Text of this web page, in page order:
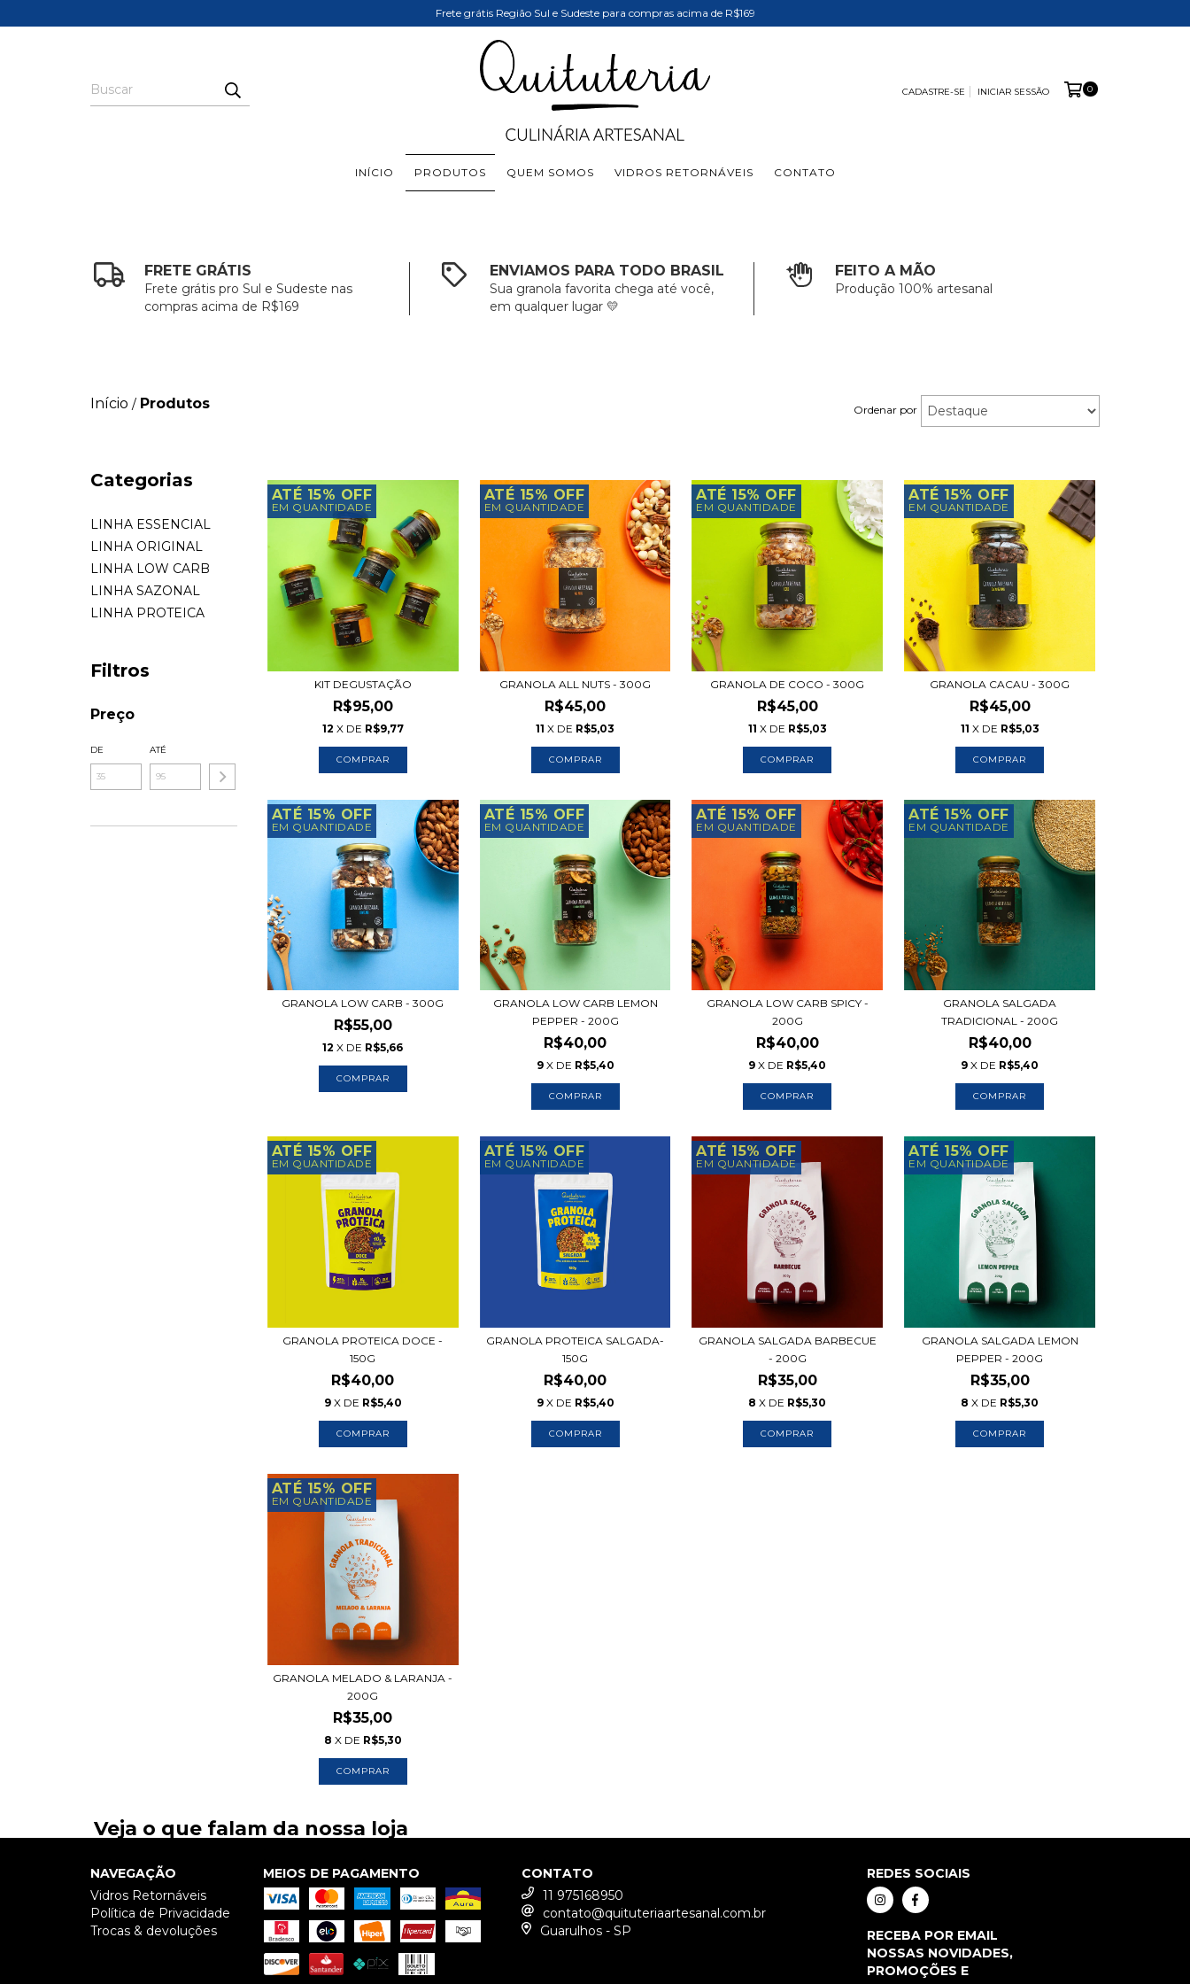
Frete grátis Região Sul e Sudeste para compras acima de R$169
CADASTRE-SE INICIAR SESSÃO 0
INÍCIO PRODUTOS QUEM SOMOS VIDROS RETORNÁVEIS CONTATO
FRETE GRÁTIS
Frete grátis pro Sul e Sudeste nas
compras acima de R$169
ENVIAMOS PARA TODO BRASIL
Sua granola favorita chega até você,
em qualquer lugar 💛
FEITO A MÃO
Produção 100% artesanal
Início / Produtos Ordenar por
Categorias
LINHA ESSENCIAL
LINHA ORIGINAL
LINHA LOW CARB
LINHA SAZONAL
LINHA PROTEICA
Filtros
Preço
DE ATÉ
ATÉ 15% OFF
EM QUANTIDADE
KIT DEGUSTAÇÃO
R$95,00
12 X DE R$9,77
ATÉ 15% OFF
EM QUANTIDADE
GRANOLA ALL NUTS - 300G
R$45,00
11 X DE R$5,03
ATÉ 15% OFF
EM QUANTIDADE
GRANOLA DE COCO - 300G
R$45,00
11 X DE R$5,03
ATÉ 15% OFF
EM QUANTIDADE
GRANOLA CACAU - 300G
R$45,00
11 X DE R$5,03
ATÉ 15% OFF
EM QUANTIDADE
GRANOLA LOW CARB - 300G
R$55,00
12 X DE R$5,66
ATÉ 15% OFF
EM QUANTIDADE
GRANOLA LOW CARB LEMON
PEPPER - 200G
R$40,00
9 X DE R$5,40
ATÉ 15% OFF
EM QUANTIDADE
GRANOLA LOW CARB SPICY -
200G
R$40,00
9 X DE R$5,40
ATÉ 15% OFF
EM QUANTIDADE
GRANOLA SALGADA
TRADICIONAL - 200G
R$40,00
9 X DE R$5,40
ATÉ 15% OFF
EM QUANTIDADE
GRANOLA PROTEICA DOCE -
150G
R$40,00
9 X DE R$5,40
ATÉ 15% OFF
EM QUANTIDADE
GRANOLA PROTEICA SALGADA-
150G
R$40,00
9 X DE R$5,40
ATÉ 15% OFF
EM QUANTIDADE
GRANOLA SALGADA BARBECUE
- 200G
R$35,00
8 X DE R$5,30
ATÉ 15% OFF
EM QUANTIDADE
GRANOLA SALGADA LEMON
PEPPER - 200G
R$35,00
8 X DE R$5,30
ATÉ 15% OFF
EM QUANTIDADE
GRANOLA MELADO & LARANJA -
200G
R$35,00
8 X DE R$5,30
Veja o que falam da nossa loja
NAVEGAÇÃO
Vidros Retornáveis
Política de Privacidade
Trocas & devoluções
MEIOS DE PAGAMENTO
CONTATO
11 975168950
contato@quituteriaartesanal.com.br
Guarulhos - SP
REDES SOCIAIS
RECEBA POR EMAIL
NOSSAS NOVIDADES,
PROMOÇÕES E